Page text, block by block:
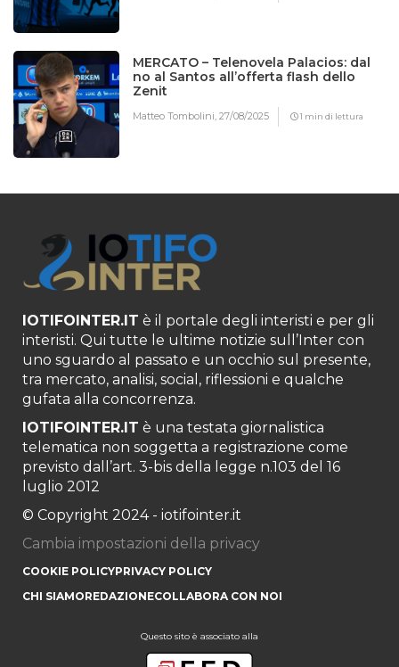
MERCATO – Telenovela Palacios: dal
no al Santos all’offerta flash dello
Zenit
Matteo Tombolini,27/08/2025 1 min di lettura
IOTIFOINTER.IT è il portale degli interisti e per gli
interisti. Qui tutte le ultime notizie sull’Inter con
uno sguardo al passato e un occhio sul presente,
tra mercato, analisi, social, riflessioni e qualche
gufata alla concorrenza.
IOTIFOINTER.IT è una testata giornalistica
telematica non soggetta a registrazione come
previsto dall’art. 3-bis della legge n.103 del 16
luglio 2012
© Copyright 2024 - iotifointer.it
Cambia impostazioni della privacy
COOKIE POLICYPRIVACY POLICY
CHI SIAMOREDAZIONECOLLABORA CON NOI
Questo sito è associato alla